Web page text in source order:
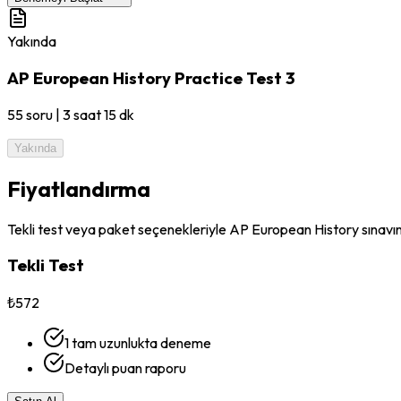
Yakında
AP European History Practice Test 3
55soru | 3 saat 15 dk
Yakında
Fiyatlandırma
Tekli test veya paket seçenekleriyle AP European History
Tekli Test
₺572
1 tam uzunlukta deneme
Detaylı puan raporu